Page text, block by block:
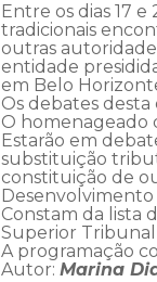
Entre os dias 17
tradicionais
outras
entidade
em Belo
Os debates
O homenageado
Estarão em
substituição
constituição de
Desenvolvimento
Constam da lista
Superior Tribunal
A programação
Autor: Marina